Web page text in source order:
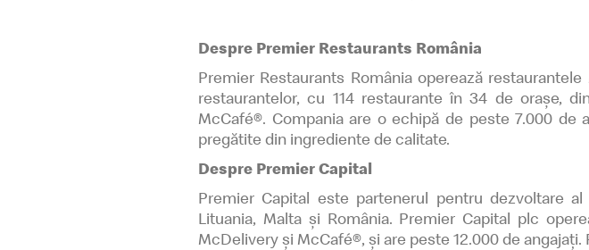
Despre Premier Restaurants România
Premier Restaurants România operează
restaurantelor, cu 114 restaurante în 34 de orașe,
McCafé®. Compania are o echipă de peste 7.000
pregătite din ingrediente de calitate.
Despre Premier Capital
Premier Capital este partenerul pentru dezvoltare
Lituania, Malta și România. Premier Capital plc
McDelivery și McCafé®, și are peste 12.000 de